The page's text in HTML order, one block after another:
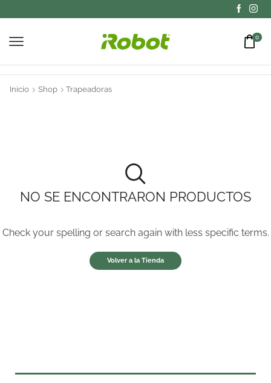
0
Inicio Shop Trapeadoras
NO SE ENCONTRARON PRODUCTOS
Check your spelling or search again with less specific terms.
Volver a la Tienda